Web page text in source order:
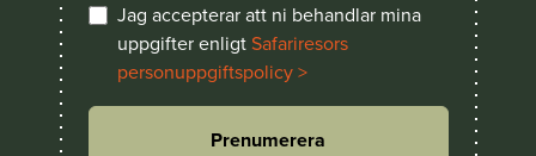
Jag accepterar att ni behandlar mina
uppgifter enligtSafariresors
personuppgiftspolicy >
Prenumerera